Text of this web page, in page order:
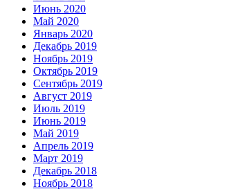
Июнь 2020
Май 2020
Январь 2020
Декабрь 2019
Ноябрь 2019
Октябрь 2019
Сентябрь 2019
Август 2019
Июль 2019
Июнь 2019
Май 2019
Апрель 2019
Март 2019
Декабрь 2018
Ноябрь 2018